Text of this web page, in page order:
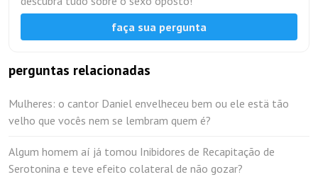
faça sua pergunta
perguntas relacionadas
Mulheres: o cantor Daniel envelheceu bem ou ele estä tão
velho que vocês nem se lembram quem é?
Algum homem aí já tomou Inibidores de Recapitação de
Serotonina e teve efeito colateral de não gozar?